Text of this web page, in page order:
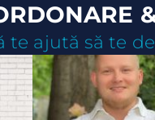
te ajută să te